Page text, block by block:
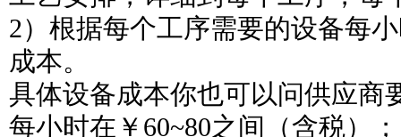
2）根据每个工序需要的设备每
成本。
具体设备成本你也可以问供应商
每小时在￥60~80之间（含税）；